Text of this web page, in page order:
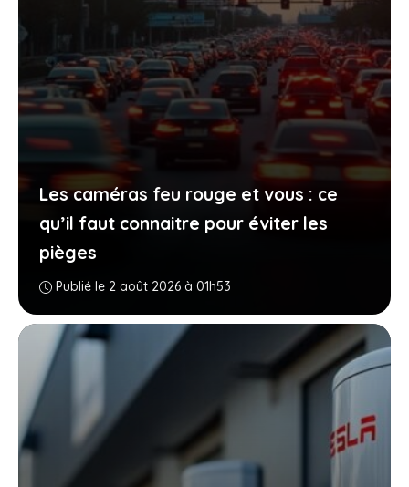
Les caméras feu rouge et vous : ce
qu’il faut connaitre pour éviter les
pièges
Publié le 2 août 2026 à 01h53